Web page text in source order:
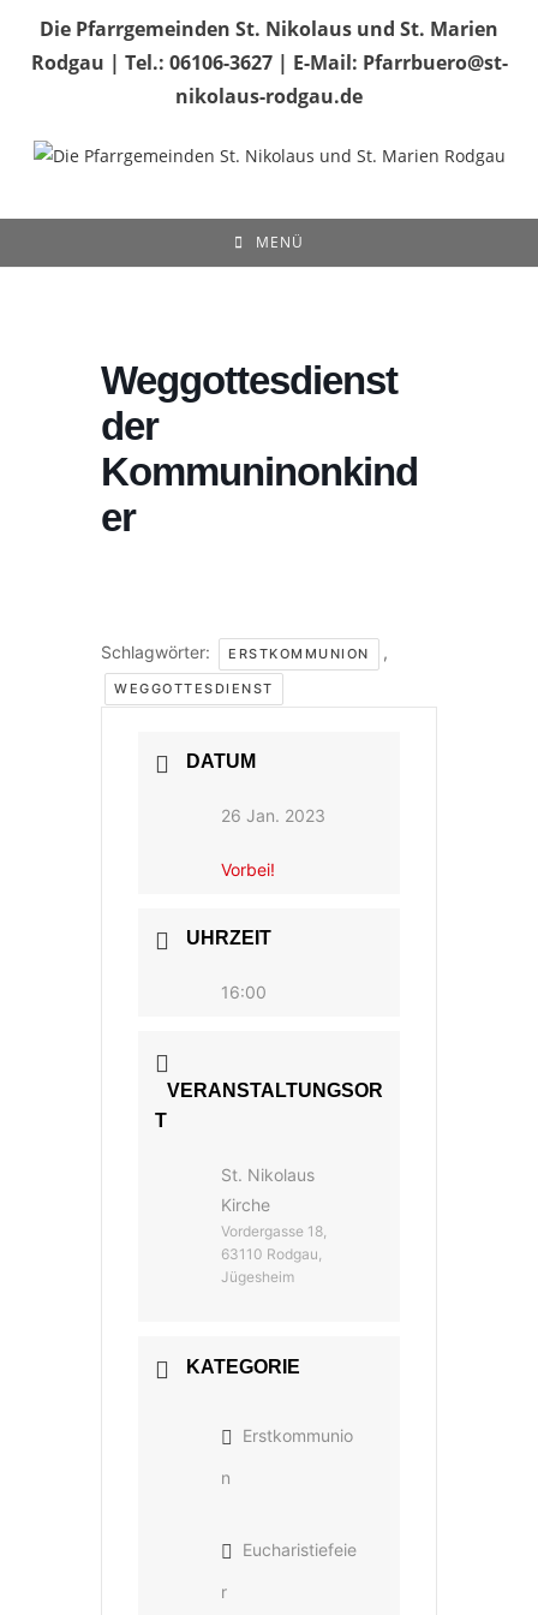
Inhalt
springen
Die Pfarrgemeinden St. Nikolaus und St. Marien
Rodgau | Tel.: 06106-3627 | E-Mail: Pfarrbuero@st-
nikolaus-rodgau.de
MENÜ
Weggottesdienst
der
Kommuninonkind
er
Schlagwörter: ERSTKOMMUNION ,
WEGGOTTESDIENST
DATUM
26 Jan. 2023
Vorbei!
UHRZEIT
16:00
VERANSTALTUNGSOR
T
St. Nikolaus
Kirche
Vordergasse 18,
63110 Rodgau,
Jügesheim
KATEGORIE
Erstkommunio
n
Eucharistiefeie
r